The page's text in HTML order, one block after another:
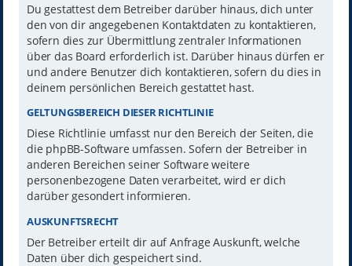
Du gestattest dem Betreiber darüber hinaus, dich unter
den von dir angegebenen Kontaktdaten zu kontaktieren,
sofern dies zur Übermittlung zentraler Informationen
über das Board erforderlich ist. Darüber hinaus dürfen er
und andere Benutzer dich kontaktieren, sofern du dies in
deinem persönlichen Bereich gestattet hast.
GELTUNGSBEREICH DIESER RICHTLINIE
Diese Richtlinie umfasst nur den Bereich der Seiten, die
die phpBB-Software umfassen. Sofern der Betreiber in
anderen Bereichen seiner Software weitere
personenbezogene Daten verarbeitet, wird er dich
darüber gesondert informieren.
AUSKUNFTSRECHT
Der Betreiber erteilt dir auf Anfrage Auskunft, welche
Daten über dich gespeichert sind.